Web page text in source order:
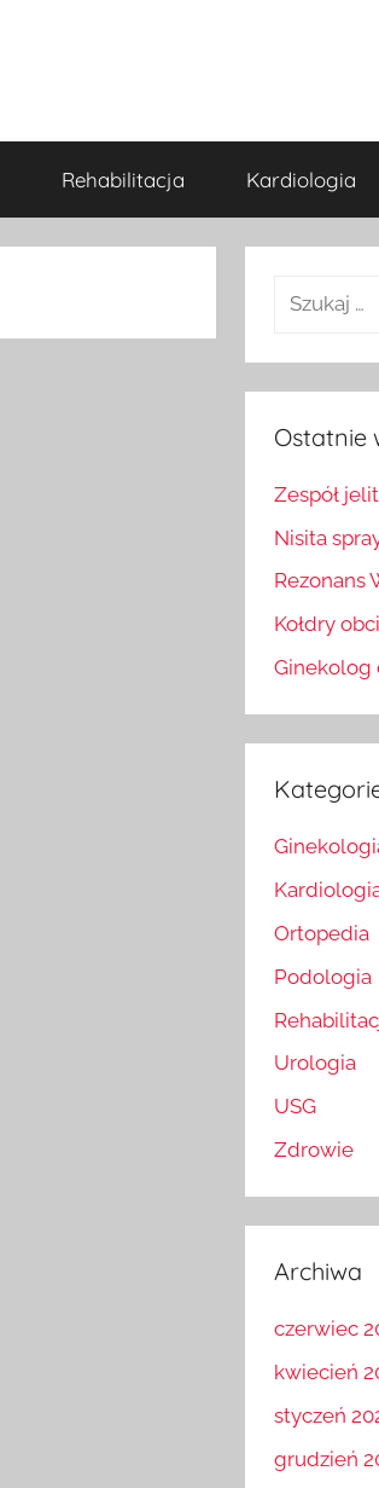
Rehabilitacja Kardiologia
Szukaj:
Ostatnie
Zespół
Nisita
Rezonans
Kołdry
Ginekolog
Ortopedia
Podologia
Urologia
USG
Zdrowie
Archiwa
czerwiec
kwiecień
styczeń
grudzień